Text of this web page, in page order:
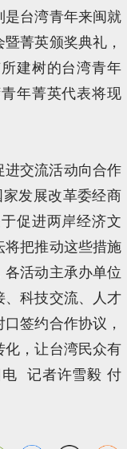
是台湾青年来闽就
菁英颁奖典礼，
建树的台湾青年
年菁英代表将现
进交流活动向合作
发展改革委经商
促进两岸经济文
将把推动这些措施
各活动主承办单位
、科技交流、人才
签约合作协议，
化，让台湾民众有
电 记者许雪毅 付